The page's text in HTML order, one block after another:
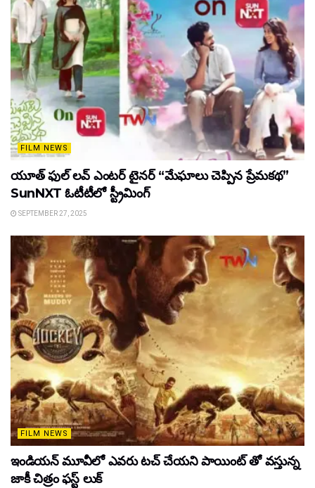
FILM NEWS
యూత్ ఫుల్ లవ్ ఎంటర్ టైనర్ “మేఘాలు చెప్పిన ప్రేమకథ”
SunNXT ఓటీటీలో స్ట్రీమింగ్
SEPTEMBER 27, 2025
FILM NEWS
ఇండియన్ మూవీలో ఎవరు టచ్ చేయని పాయింట్ తో వస్తున్న
జాకీ చిత్రం ఫస్ట్ లుక్